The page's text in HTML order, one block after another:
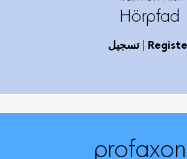
Hörpfad
تسجيل|